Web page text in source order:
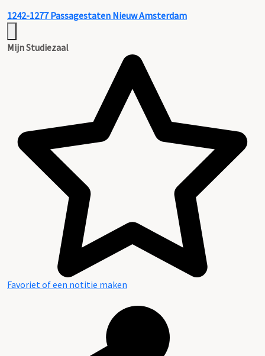
1242-1277 Passagestaten Nieuw Amsterdam
Mijn Studiezaal
Favoriet of een notitie maken